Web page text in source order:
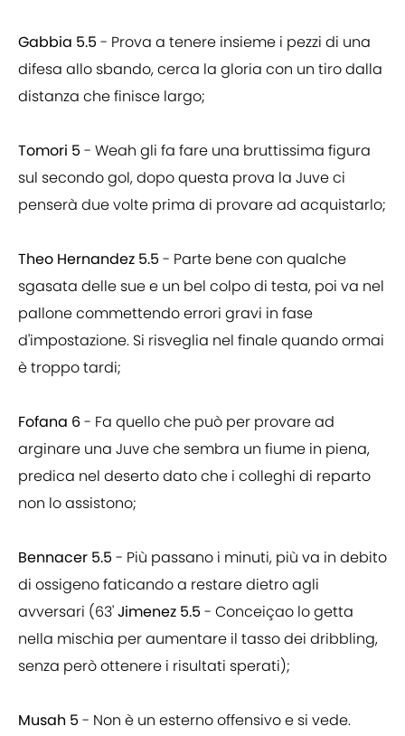
Gabbia 5.5 - Prova a tenere insieme i pezzi di una
difesa allo sbando, cerca la gloria con un tiro dalla
distanza che finisce largo;
Tomori 5 - Weah gli fa fare una bruttissima figura
sul secondo gol, dopo questa prova la Juve ci
penserà due volte prima di provare ad acquistarlo;
Theo Hernandez 5.5 - Parte bene con qualche
sgasata delle sue e un bel colpo di testa, poi va nel
pallone commettendo errori gravi in fase
d'impostazione. Si risveglia nel finale quando ormai
è troppo tardi;
Fofana 6- Fa quello che può per provare ad
arginare una Juve che sembra un fiume in piena,
predica nel deserto dato che i colleghi di reparto
non lo assistono;
Bennacer 5.5 - Più passano i minuti, più va in debito
di ossigeno faticando a restare dietro agli
avversari (63'Jimenez 5.5 - Conceiçao lo getta
nella mischia per aumentare il tasso dei dribbling,
senza però ottenere i risultati sperati);
Musah 5 - Non è un esterno offensivo e si vede.